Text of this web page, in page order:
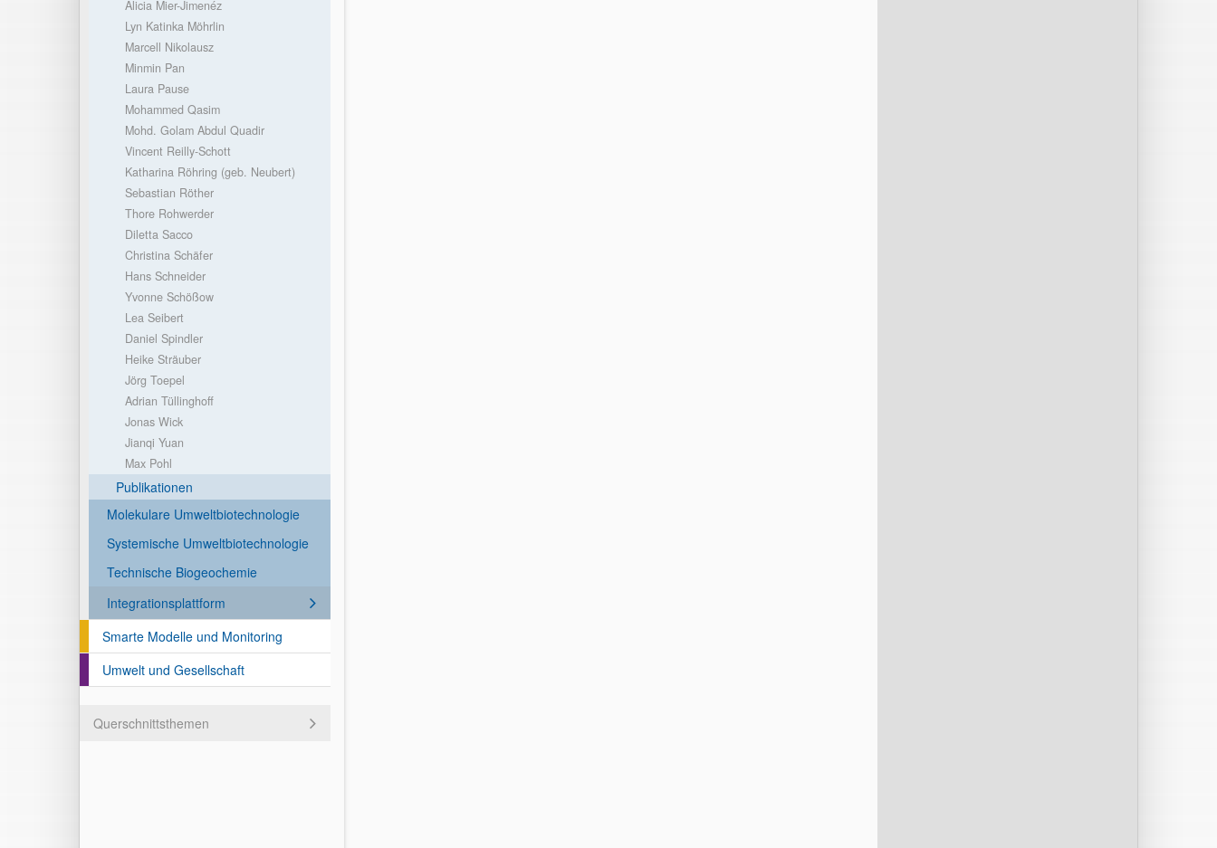
Alicia Mier-Jimenéz
Lyn Katinka Möhrlin
Marcell Nikolausz
Minmin Pan
Laura Pause
Mohammed Qasim
Mohd. Golam Abdul Quadir
Vincent Reilly-Schott
Katharina Röhring (geb. Neubert)
Sebastian Röther
Thore Rohwerder
Diletta Sacco
Christina Schäfer
Hans Schneider
Yvonne Schößow
Lea Seibert
Daniel Spindler
Heike Sträuber
Jörg Toepel
Adrian Tüllinghoff
Jonas Wick
Jianqi Yuan
Max Pohl
Publikationen
Molekulare Umweltbiotechnologie
Systemische Umweltbiotechnologie
Technische Biogeochemie
Integrationsplattform
Smarte Modelle und Monitoring
Umwelt und Gesellschaft
Querschnittsthemen